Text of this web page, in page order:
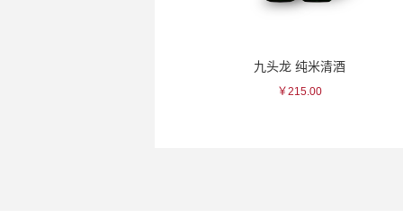
九头龙 纯米清酒
￥215.00